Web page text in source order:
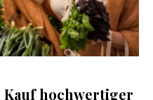
hochwertiger